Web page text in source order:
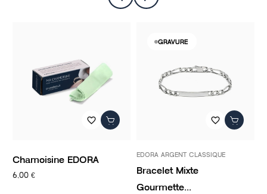
favorite_border
Chamoisine EDORA
6,00 €
GRAVURE
favorite_border
EDORA ARGENT CLASSIQUE
Bracelet Mixte
Gourmette...